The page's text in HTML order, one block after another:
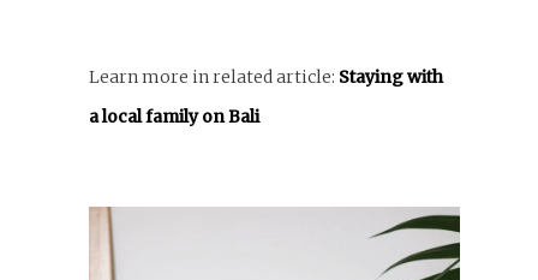
Learn more in related article: Staying with
a local family on Bali